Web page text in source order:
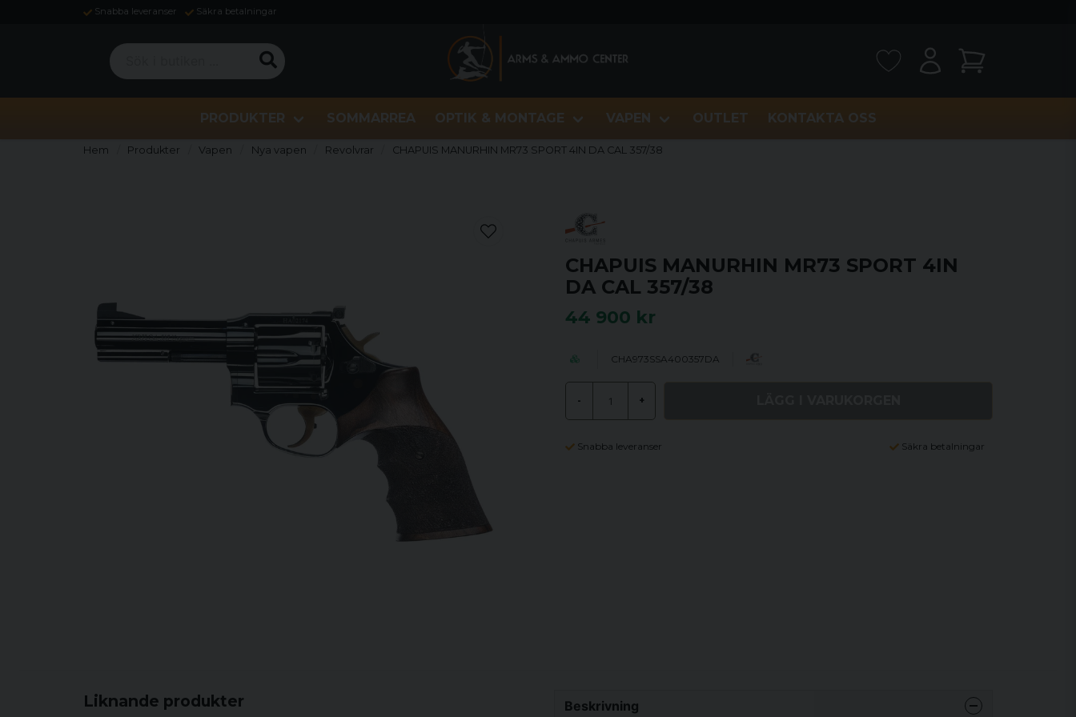
Snabba leveranser Säkra betalningar
Sök i butiken ...
PRODUKTER SOMMARREA OPTIK & MONTAGE VAPEN OUTLET KONTAKTA OSS
Hem Produkter Vapen Nya vapen Revolvrar CHAPUIS MANURHIN MR73 SPORT 4IN DA CAL 357/38
CHAPUIS MANURHIN MR73 SPORT 4IN
DA CAL 357/38
44 900 kr
CHA973SSA400357DA
- +
Snabba leveranser Säkra betalningar
Liknande produkter Beskrivning